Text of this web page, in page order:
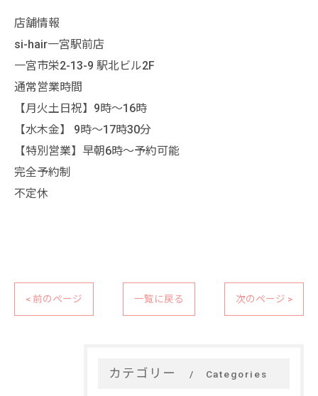
店舗情報
si-hair一宮駅前店
一宮市栄2-13-9 駅北ビル2F
通常営業時間
【月火土日祝】9時〜16時
【水木金】 9時〜17時30分
【特別営業】早朝6時〜予約可能
完全予約制
不定休
< 前のページ 一覧に戻る 次のページ >
カテゴリー Categories